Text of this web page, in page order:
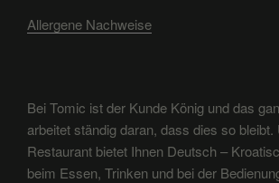
Allergene Nachweise
Bei Tomic ist der Kunde König und das
arbeitet ständig daran, dass dies so bleibt.
Restaurant bietet Ihnen Deutsch –
beim Essen, Trinken und bei der